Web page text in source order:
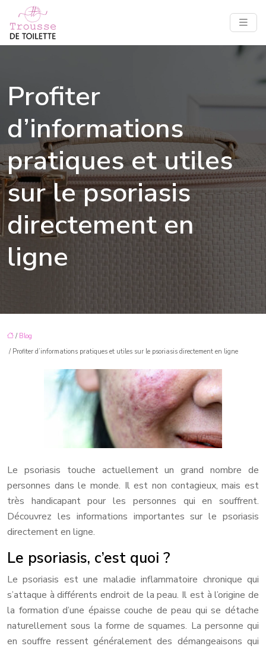
Profiter
d’informations
pratiques et utiles
sur le psoriasis
directement en
ligne
/ Blog
/ Profiter d’informations pratiques et utiles sur le psoriasis directement en ligne
Le psoriasis touche actuellement un grand nombre de
personnes dans le monde. Il est non contagieux, mais est
très handicapant pour les personnes qui en souffrent.
Découvrez les informations importantes sur le psoriasis
directement en ligne.
Le psoriasis, c’est quoi ?
Le psoriasis est une maladie inflammatoire chronique qui
s’attaque à différents endroit de la peau. Il est à l’origine de
la formation d’une épaisse couche de peau qui se détache
naturellement sous la forme de squames. La personne qui
en souffre ressent généralement des démangeaisons qui